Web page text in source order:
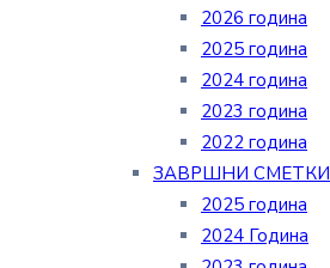
2026 година
2025 година
2024 година
2023 година
2022 година
ЗАВРШНИ СМЕТКИ
2025 година
2024 Година